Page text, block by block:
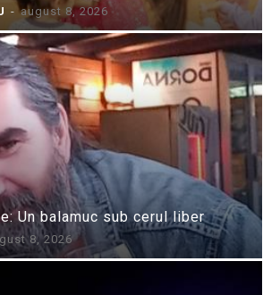
- august 8, 2026
Un balamuc sub cerul liber
8, 2026